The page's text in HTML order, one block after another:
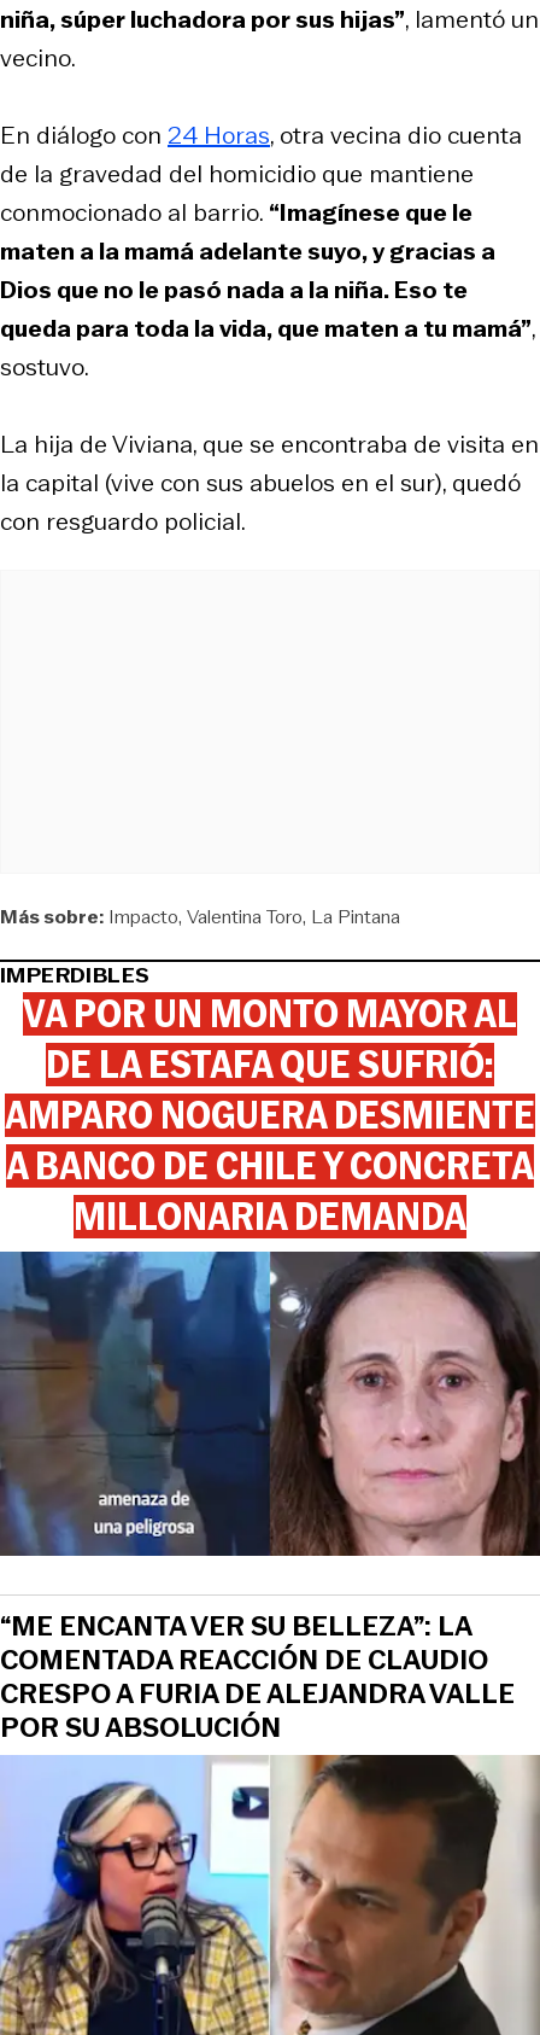
niña, súper luchadora por sus hijas”, lamentó un
vecino.
En diálogo con 24 Horas, otra vecina dio cuenta
de la gravedad del homicidio que mantiene
conmocionado al barrio. “Imagínese que le
maten a la mamá adelante suyo, y gracias a
Dios que no le pasó nada a la niña. Eso te
queda para toda la vida, que maten a tu mamá”,
sostuvo.
La hija de Viviana, que se encontraba de visita en
la capital (vive con sus abuelos en el sur), quedó
con resguardo policial.
Más sobre: Impacto Valentina Toro La Pintana
IMPERDIBLES
VA POR UN MONTO MAYOR AL
DE LA ESTAFA QUE SUFRIÓ:
AMPARO NOGUERA DESMIENTE
A BANCO DE CHILE Y CONCRETA
MILLONARIA DEMANDA
“ME ENCANTA VER SU BELLEZA”: LA
COMENTADA REACCIÓN DE CLAUDIO
CRESPO A FURIA DE ALEJANDRA VALLE
POR SU ABSOLUCIÓN